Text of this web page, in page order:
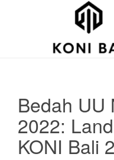
Bedah UU
2022:
KONI Bali